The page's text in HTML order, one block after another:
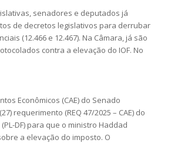
senadores e deputados já
de decretos legislativos para derrubar
(12.466 e 12.467). Na Câmara, já são
contra a elevação do IOF. No
Econômicos (CAE) do Senado
requerimento (REQ 47/2025 – CAE) do
DF) para que o ministro Haddad
a elevação do imposto. O